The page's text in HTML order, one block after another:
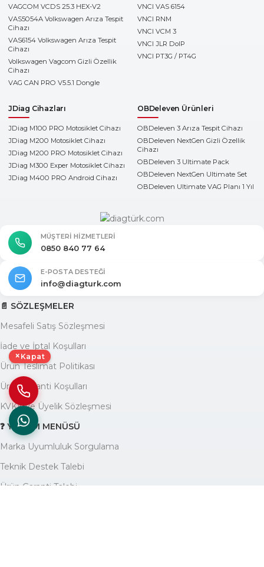
VAGCOM VCDS 25.3 HEX-V2
VAS5054A Volkswagen Arıza Tespit
Cihazı
VAS6154 Volkswagen Arıza Tespit
Cihazı
Volkswagen Vagcom Gizli Özellik
Cihazı
VAG CAN PRO V5.5.1 Dongle
VNCI VAS 6154
VNCI RNM
VNCI VCM 3
VNCI JLR DoIP
VNCI PT3G / PT4G
JDiag Cihazları
JDiag M100 PRO Motosiklet Cihazı
JDiag M200 Motosiklet Cihazı
JDiag M200 PRO Motosiklet Cihazı
JDiag M300 Exper Motosiklet Cihazı
JDiag M400 PRO Android Cihazı
OBDeleven Ürünleri
OBDeleven 3 Arıza Tespit Cihazı
OBDeleven NextGen Gizli Özellik
Cihazı
OBDeleven 3 Ultimate Pack
OBDeleven NextGen Ultimate Set
OBDeleven Ultimate VAG Planı 1 Yıl
MÜŞTERI HIZMETLERI
0850 840 77 64
E-POSTA DESTEĞI
info@diagturk.com
📄 SÖZLEŞMELER
Mesafeli Satış Sözleşmesi
İade ve İptal Koşulları
Ürün Teslimat Politikası
Ürün Garanti Koşulları
KVKK ve Üyelik Sözleşmesi
❓ YARDIM MENÜSÜ
Marka Uyumluluk Sorgulama
Teknik Destek Talebi
Ürün Garanti Talebi
× Kapat